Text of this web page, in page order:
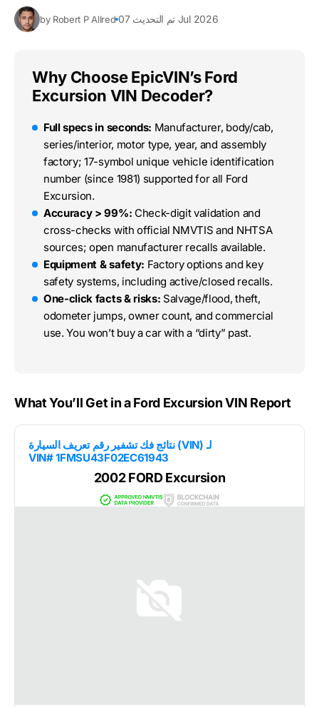
by Robert P Allred تم التحديث 07 Jul 2026
Why Choose EpicVIN’s Ford
Excursion VIN Decoder?
Full specs in seconds: Manufacturer, body/cab,
series/interior, motor type, year, and assembly
factory; 17-symbol unique vehicle identification
number (since 1981) supported for all Ford
Excursion.
Accuracy > 99%: Check-digit validation and
cross-checks with official NMVTIS and NHTSA
sources; open manufacturer recalls available.
Equipment & safety: Factory options and key
safety systems, including active/closed recalls.
One-click facts & risks: Salvage/flood, theft,
odometer jumps, owner count, and commercial
use. You won’t buy a car with a “dirty” past.
What You’ll Get in a Ford Excursion VIN Report
نتائج فك تشفير رقم تعريف السيارة (VIN) لـ
VIN# 1FMSU43F02EC61943
2002 FORD Excursion